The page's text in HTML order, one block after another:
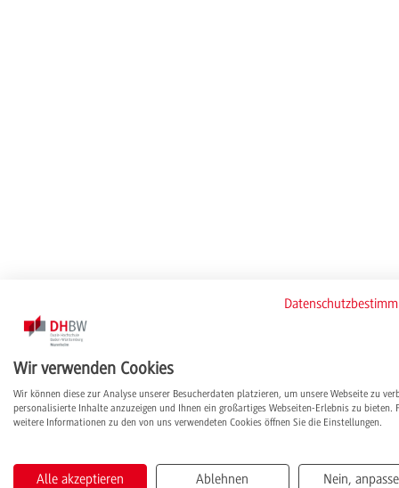
Wir verwenden Cookies
Wir können diese zur Analyse unserer Besucherdaten platzieren, um unsere Webseite zu
personalisierte Inhalte anzuzeigen und Ihnen ein großartiges Webseiten-Erlebnis zu bieten.
weitere Informationen zu den von uns verwendeten Cookies öffnen Sie die Einstellungen.
Alle akzeptieren Ablehnen Nein,